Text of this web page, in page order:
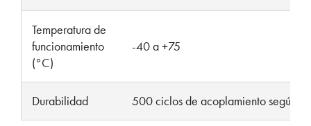
Temperatura de
funcionamiento
(°C)
-40 a +75
Durabilidad 500 ciclos de acoplamiento según